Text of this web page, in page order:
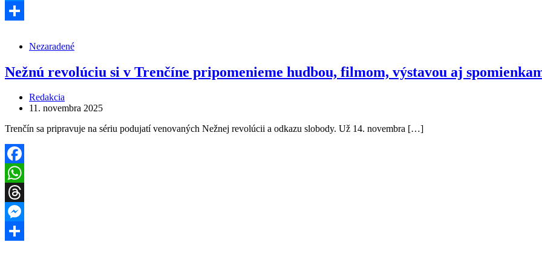
Messenger
Nezaradené
Nežnú revolúciu si v Trenčíne pripomenieme hudbou, filmom, výstavou aj
Redakcia
11. novembra 2025
Trenčín sa pripravuje na sériu podujatí venovaných Nežnej revolúcii a odkazu slobody. Už 14. novembra […]
Facebook
WhatsApp
Threads
Messenger